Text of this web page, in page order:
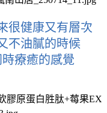
很健康又有層次
不油膩的時候
療癒的感覺